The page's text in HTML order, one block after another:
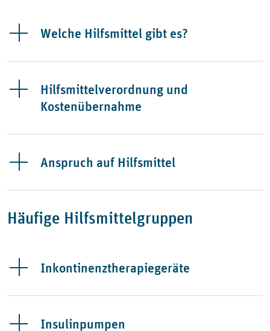
Welche Hilfsmittel gibt es?
Hilfsmittelverordnung und
Kostenübernahme
Anspruch auf Hilfsmittel
Häufige Hilfsmittelgruppen
Inkontinenztherapiegeräte
Insulinpumpen